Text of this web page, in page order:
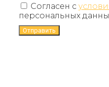
Согласен с
персональных
Отправить